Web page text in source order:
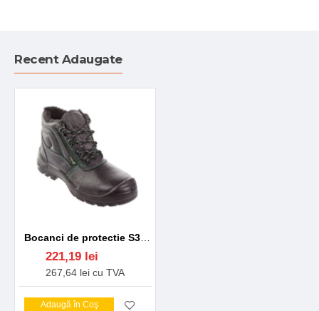
Recent Adaugate
221,19 lei
267,64 lei cu TVA
Adaugă în Coş